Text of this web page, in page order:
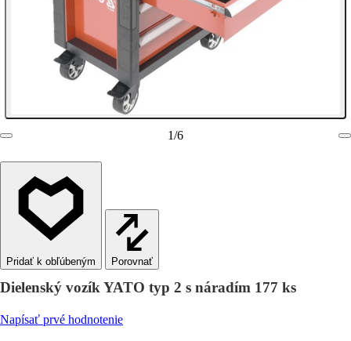
1/6
Porovnať
Dielenský vozík YATO typ 2 s náradím 177 ks
Napísať prvé hodnotenie